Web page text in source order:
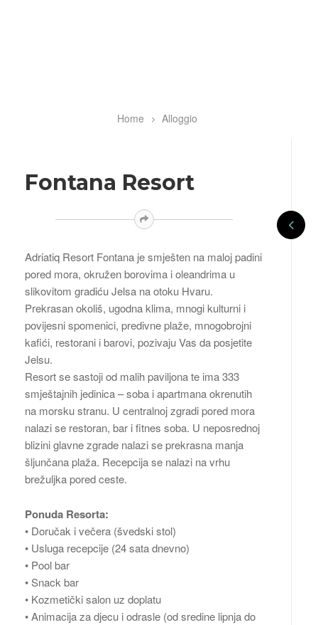
Home Alloggio
Fontana Resort
Adriatiq Resort Fontana je smješten na maloj padini
pored mora, okružen borovima i oleandrima u
slikovitom gradiću Jelsa na otoku Hvaru.
Prekrasan okoliš, ugodna klima, mnogi kulturni i
povijesni spomenici, predivne plaže, mnogobrojni
kafići, restorani i barovi, pozivaju Vas da posjetite
Jelsu.
Resort se sastoji od malih paviljona te ima 333
smještajnih jedinica – soba i apartmana okrenutih
na morsku stranu. U centralnoj zgradi pored mora
nalazi se restoran, bar i fitnes soba. U neposrednoj
blizini glavne zgrade nalazi se prekrasna manja
šljunčana plaža. Recepcija se nalazi na vrhu
brežuljka pored ceste.
Ponuda Resorta:
• Doručak i večera (švedski stol)
• Usluga recepcije (24 sata dnevno)
• Pool bar
• Snack bar
• Kozmetički salon uz doplatu
• Animacija za djecu i odrasle (od sredine lipnja do